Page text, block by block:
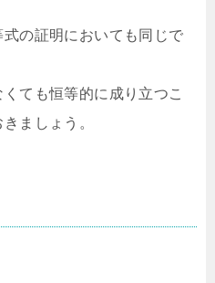
の証明においても同じで
ても恒等的に成り立つこ
ましょう。